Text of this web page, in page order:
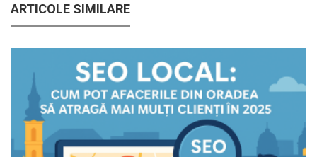
ARTICOLE SIMILARE